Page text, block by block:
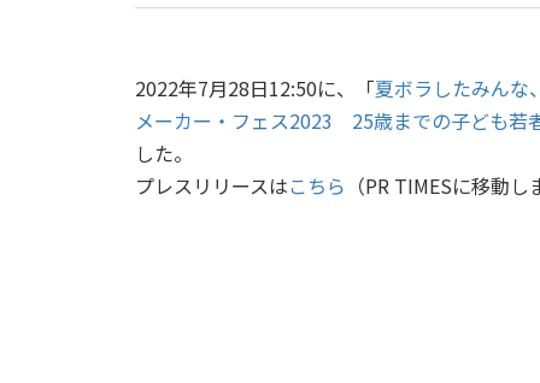
2022年7月28日12:50に、「夏ボラしたみん
メーカー・フェス2023 25歳までの子ども若
した。
プレスリリースはこちら （PR TIMESに移動し